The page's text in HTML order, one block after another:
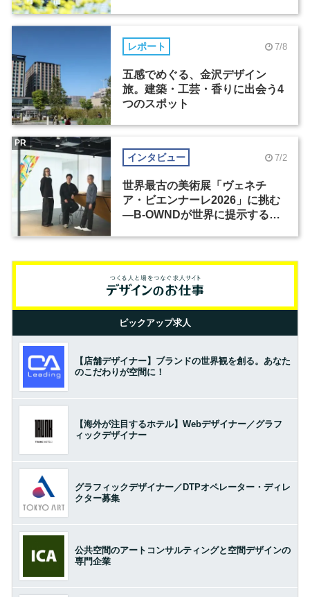
レポート 7/8
五感でめぐる、金沢デザイン
旅。建築・工芸・香りに出会う4
つのスポット
インタビュー 7/2
世界最古の美術展「ヴェネチ
ア・ビエンナーレ2026」に挑む
―B-OWNDが世界に提示する美
PR
ピックアップ求人
【店舗デザイナー】ブランドの世界観を創る。あなた
のこだわりが空間に！
【海外が注目するホテル】Webデザイナー／グラフ
ィックデザイナー
グラフィックデザイナー／DTPオペレーター・ディレ
クター募集
公共空間のアートコンサルティングと空間デザインの
専門企業